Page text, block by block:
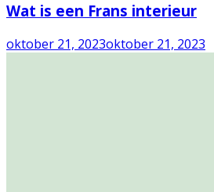
Wat is een Frans interieur
oktober 21, 2023oktober 21, 2023